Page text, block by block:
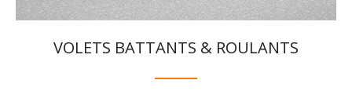
VOLETS BATTANTS & ROULANTS